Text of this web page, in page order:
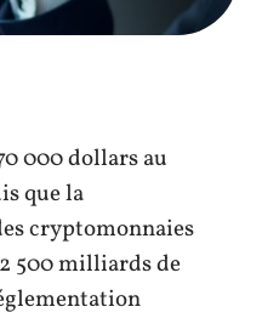
000 dollars au
que la
cryptomonnaies
500 milliards de